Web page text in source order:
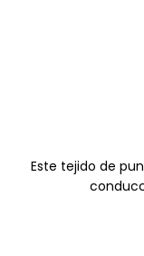
Este tejido de